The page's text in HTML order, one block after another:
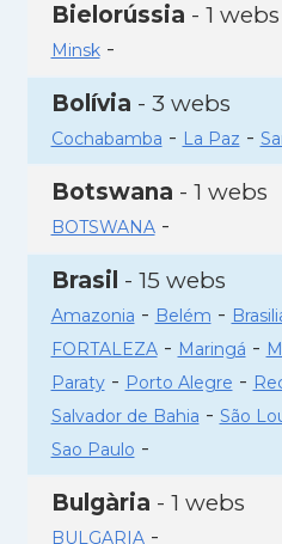
Bielorússia - 1 webs
Minsk-
Bolívia - 3 webs
Cochabamba - La Paz -
Botswana - 1 webs
BOTSWANA-
Brasil - 15 webs
Amazonia - Belém -
FORTALEZA- Maringá -
Paraty- Porto Alegre -
Salvador de Bahia - São
Sao Paulo -
Bulgària - 1 webs
BULGARIA-